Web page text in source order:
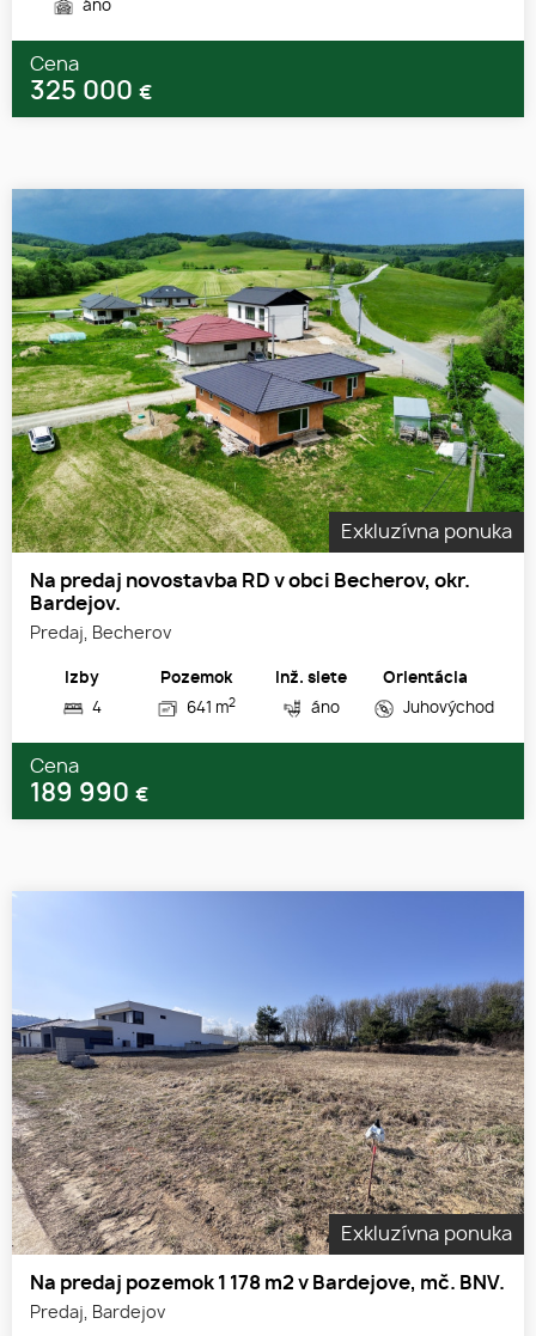
áno
Cena
325 000 €
Exkluzívna ponuka
Na predaj novostavba RD v obci Becherov, okr.
Bardejov.
Predaj, Becherov
Izby
4
Pozemok
641 m2
Inž. siete
áno
Orientácia
Juhovýchod
Cena
189 990 €
Exkluzívna ponuka
Na predaj pozemok 1 178 m2 v Bardejove, mč. BNV.
Predaj, Bardejov